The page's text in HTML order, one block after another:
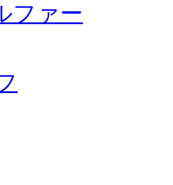
ファー